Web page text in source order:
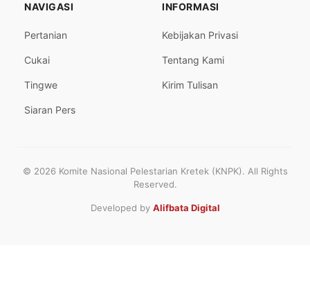
NAVIGASI
Pertanian
Cukai
Tingwe
Siaran Pers
INFORMASI
Kebijakan Privasi
Tentang Kami
Kirim Tulisan
© 2026 Komite Nasional Pelestarian Kretek (KNPK). All Rights
Reserved.
Developed by Alifbata Digital